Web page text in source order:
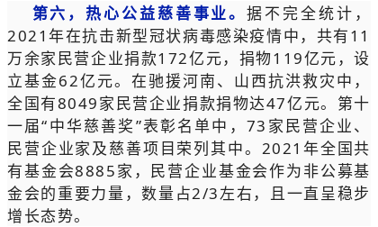
第六，热心公益慈善事业。据不完全统计，
2021年在抗击新型冠状病毒感染疫情中，共有11
万余家民营企业捐款172亿元，捐物119亿元，设
立基金62亿元。在驰援河南、山西抗洪救灾中，
全国有8049家民营企业捐款捐物达47亿元。第十
一届“中华慈善奖”表彰名单中，73家民营企业、
民营企业家及慈善项目荣列其中。2021年全国共
有基金会8885家，民营企业基金会作为非公募基
金会的重要力量，数量占2/3左右，且一直呈稳步
增长态势。